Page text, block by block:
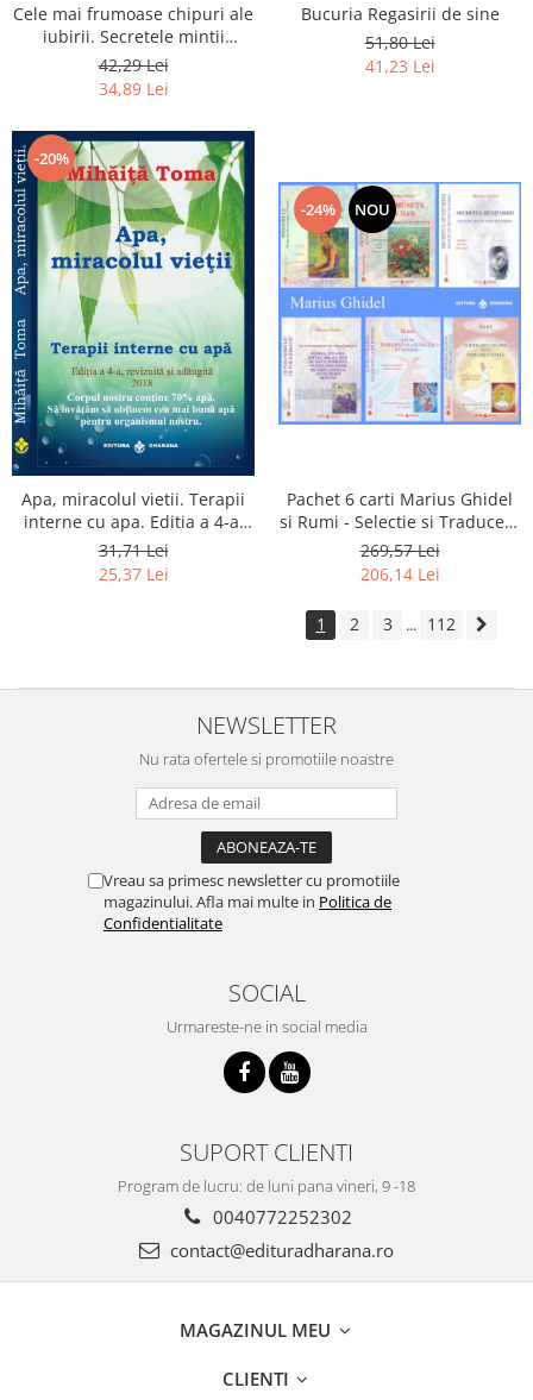
Cele mai frumoase chipuri ale
iubirii. Secretele mintii
omenesti in opera marelui
initiat, Rumi
42,29 Lei
34,89 Lei
Bucuria Regasirii de sine
51,80 Lei
41,23 Lei
-20%
Apa, miracolul vietii. Terapii
interne cu apa. Editia a 4-a,
revizuita si adaugita.
31,71 Lei
25,37 Lei
-24% NOU
Pachet 6 carti Marius Ghidel
si Rumi - Selectie si Traducere
de Marius Ghidel
269,57 Lei
206,14 Lei
1 2 3 ... 112
NEWSLETTER
Nu rata ofertele si promotiile noastre
Vreau sa primesc newsletter cu promotiile
magazinului. Afla mai multe in Politica de
Confidentialitate
SOCIAL
Urmareste-ne in social media
SUPORT CLIENTI
Program de lucru: de luni pana vineri, 9 -18
0040772252302
contact@edituradharana.ro
MAGAZINUL MEU
CLIENTI